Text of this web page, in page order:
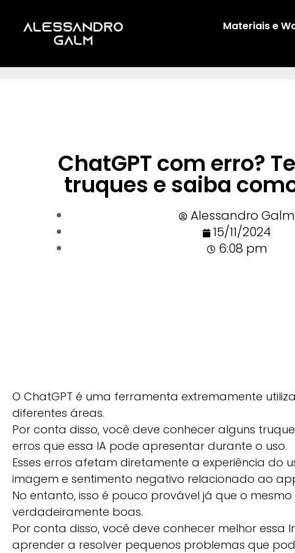
Materiais e
ChatGPT com erro?
truques e saiba
Alessandro Galm
15/11/2024
6:08 pm
O ChatGPT é uma ferramenta extremamente
diferentes áreas.
Por conta disso, você deve conhecer alguns
erros que essa IA pode apresentar durante o uso.
Esses erros afetam diretamente a experiência do
imagem e sentimento negativo relacionado ao
No entanto, isso é pouco provável já que o
verdadeiramente boas.
Por conta disso, você deve conhecer melhor essa
aprender a resolver pequenos problemas que